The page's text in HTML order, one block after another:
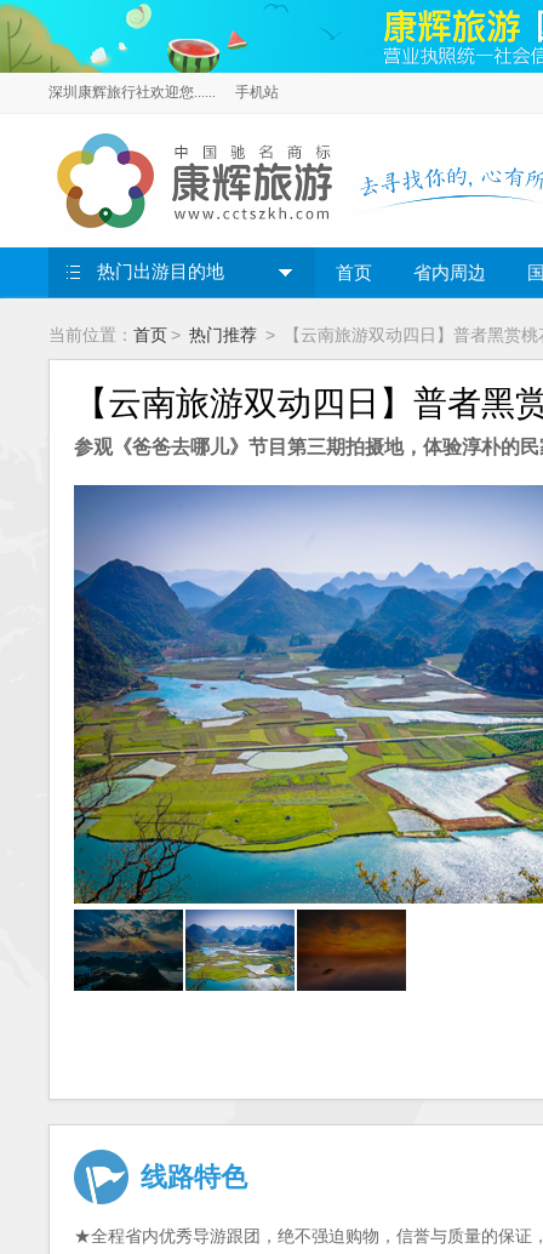
深圳康辉旅行社欢迎您...... 手机站
热门出游目的地 首页 省内周边
当前位置： 首页 > 热门推荐 > 【云南旅游双动四日】普者黑赏
【云南旅游双动四日】普者
参观《爸爸去哪儿》节目第三期拍摄地，体验淳朴的
线路特色
★全程省内优秀导游跟团，绝不强迫购物，信誉与质量的保证